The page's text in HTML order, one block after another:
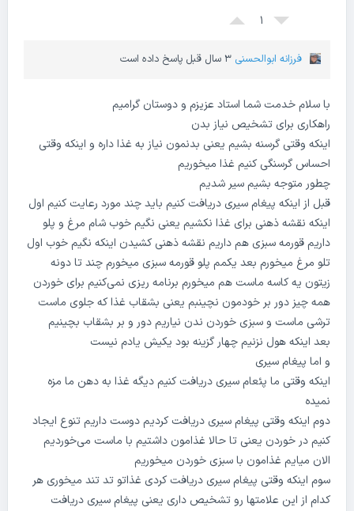
1
فرزانه ابوالحسنی
با سلام خدمت شما استاد عزیزم و دوستان گرامیم
راهکاری برای تشخیص نیاز بدن
اینکه وقتی گرسنه بشیم یعنی بدنمون نیاز به غذا داره و اینکه وقتی
احساس گرسنگی کنیم غذا میخوریم
چطور متوجه بشیم سیر شدیم
قبل از اینکه پیغام سیری دریافت کنیم باید چند مورد رعایت کنیم اول
اینکه نقشه ذهنی برای غذا نکشیم یعنی نگیم خوب شام مرغ و پلو
داریم قورمه سبزی هم داریم نقشه ذهنی کشیدن اینکه نگیم خوب اول
تلو مرغ میخورم بعد یکمم پلو قورمه سبزی میخورم چند تا دونه
زیتون یه کاسه ماست هم میخورم برنامه ریزی نمی‌کنیم برای خوردن
همه چیز دور بر خودمون نچینبم یعنی بشقاب غذا که جلوی ماست
ترشی ماست و سبزی خوردن ندن نیاریم دور و بر بشقاب بچینیم
بعد اینکه هول نزنیم چهار گزینه بود یکیش یادم نیست
و اما پیغام سیری
اینکه وقتی ما پئعام سیری دریافت کنیم دیگه غذا به دهن ما مزه
نمیده
دوم اینکه وقتی پیغام سیری دریافت کردیم دوست داریم تنوع ایجاد
کنیم در خوردن یعنی تا حالا غذامون داشتیم با ماست می‌خوردیم
الان میایم غذامون با سبزی خوردن میخوریم
سوم اینکه وقتی پیغام سیری دریافت کردی غذاتو تد تند میخوری هر
کدام از این علامتها رو تشخیص داری یعنی پیغام سیری دریافت